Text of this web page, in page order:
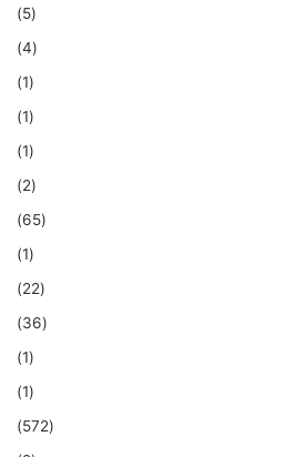
(5)
(4)
(1)
(1)
(1)
(2)
(65)
(1)
(22)
(36)
(1)
(1)
(572)